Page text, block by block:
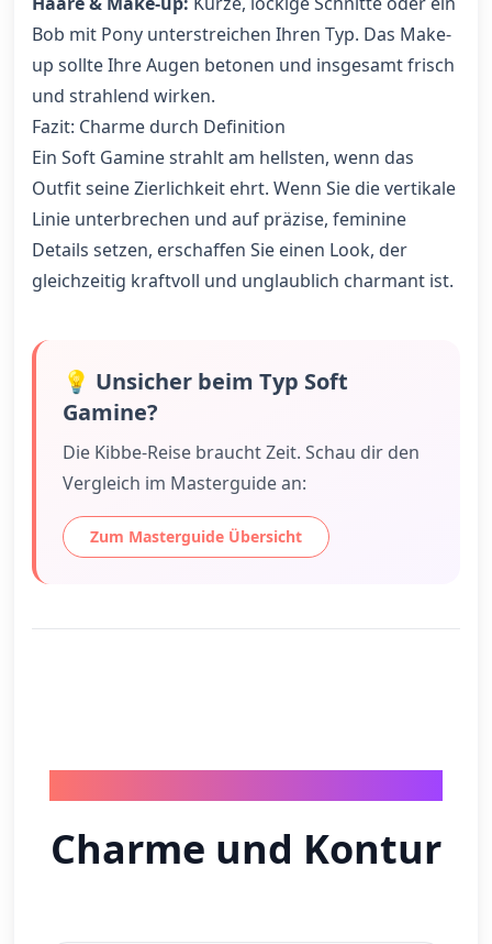
Bob mit Pony unterstreichen Ihren Typ. Das Make-
up sollte Ihre Augen betonen und insgesamt frisch
und strahlend wirken.
Fazit: Charme durch Definition
Ein Soft Gamine strahlt am hellsten, wenn das
Outfit seine Zierlichkeit ehrt. Wenn Sie die vertikale
Linie unterbrechen und auf präzise, feminine
Details setzen, erschaffen Sie einen Look, der
gleichzeitig kraftvoll und unglaublich charmant ist.
💡 Unsicher beim Typ Soft
Gamine?
Die Kibbe-Reise braucht Zeit. Schau dir den
Vergleich im Masterguide an:
Zum Masterguide Übersicht
Charme und Kontur